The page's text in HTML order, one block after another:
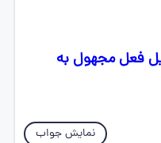
فعل مجهول به
نمایش جواب